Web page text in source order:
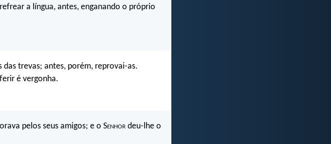
a língua, antes, enganando o próprio
trevas; antes, porém, reprovai-as.
é vergonha.
pelos seus amigos; e o Senhor deu-lhe o